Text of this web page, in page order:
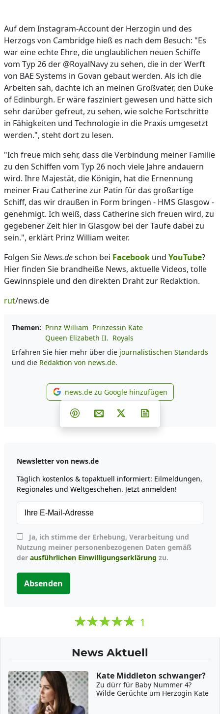
Auf dem Instagram-Account der Herzogin und des
Herzogs von Cambridge hieß es nach dem Besuch: "Es
war eine echte Ehre, die unglaublichen neuen Schiffe
vom Typ 26 der @RoyalNavy zu sehen, die in der Werft
von BAE Systems in Govan gebaut werden. Als ich die
Arbeiten sah, dachte ich an meinen Großvater, den Duke
of Edinburgh. Er wäre fasziniert gewesen und hätte sich
sehr darüber gefreut, zu sehen, wie solche Fortschritte
in Fähigkeiten und Technologie in die Praxis umgesetzt
werden.", steht dort zu lesen.
"Ich freue mich sehr, dass die Verbindung meiner Familie
zu den Schiffen vom Typ 26 noch viele Jahre andauern
wird. Ihre Majestät, die Königin, hat die Ernennung
meiner Frau Catherine zur Patin für das großartige
Schiff, das wir draußen in Form bringen - HMS Glasgow -
genehmigt. Ich weiß, dass Catherine sich freuen wird, zu
gegebener Zeit hier in Glasgow bei der Taufe dabei zu
sein.", erklärt Prinz William weiter.
Folgen SieNews.deschon bei Facebook und YouTube?
Hier finden Sie brandheiße News, aktuelle Videos, tolle
Gewinnspiele und den direkten Draht zur Redaktion.
rut/news.de
Themen: Prinz William Prinzessin Kate
Queen Elizabeth II. Royals
Erfahren Sie hier mehr über die journalistischen Standards
und die Redaktion von news.de.
news.de zu Google
news.de zu Google hinzufügen
Teilen auf Facebook
Teilen auf Whatsapp
Teilen auf Telegram
Teilen auf Pinterest
Per E-Mail teilen
Post auf X
Newsletter von news.de
Täglich kostenlos & topaktuell informiert: Eilmeldungen,
Regionales und Weltgeschehen. Jetzt anmelden!
Nutzung meiner personenbezogenen Daten gemäß
der ausführlichen Einwilligungserklärung zu.
Absenden
1
News Aktuell
Kate Middleton schwanger?
Zu dürr für Baby Nummer 4?
Wilde Gerüchte um Herzogin Kate